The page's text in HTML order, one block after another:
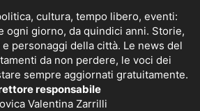
cultura, tempo libero, eventi:
ogni giorno, da quindici anni. Storie,
personaggi della città. Le news del
da non perdere, le voci dei
sempre aggiornati gratuitamente.
responsabile
Valentina Zarrilli